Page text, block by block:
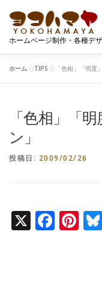
ツ
ホームページ制作・各種デ
Tシャツデザイン
ホーム »TIPS » 「色相」「明度
「色相」「
ン」
投稿日: 2009/02/26
X